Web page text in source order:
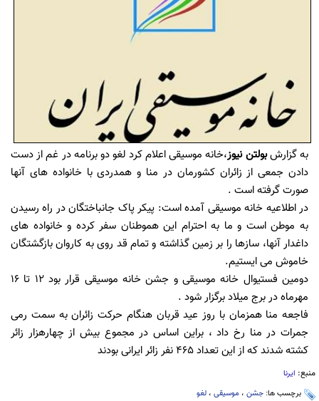
به گزارشبولتن نیوز،خانه موسیقی اعلام کرد لغو دو برنامه در غم از دست
دادن جمعی از زائران کشورمان در منا و همدردی با خانواده های آنها
صورت گرفته است .
در اطلاعیه خانه موسیقی آمده است: پیکر پاک جانباختگان در راه رسیدن
به موطن است و ما به احترام این هموطنان سفر کرده و خانواده های
داغدار آنها، سازها را بر زمین گذاشته و تمام قد روی به کاروان بازگشتگان
خاموش می ایستیم.
دومین فستیوال خانه موسیقی و جشن خانه موسیقی قرار بود 12 تا 16
مهرماه در برج میلاد برگزار شود .
فاجعه منا همزمان با روز عید قربان هنگام حرکت زائران به سمت رمی
جمرات در منا رخ داد ، براین اساس در مجموع بیش از چهارهزار زائر
کشته شدند که از این تعداد 465 نفر زائر ایرانی بودند
منبع: ایرنا
برچسب ها: جشن ، موسیقی ، لغو